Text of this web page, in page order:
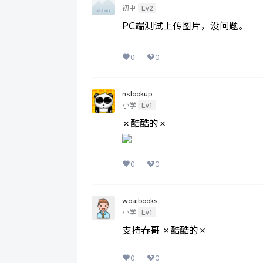
初中
Lv2
PC端测试上传图片，没问题。
0 0
nslookup
小学
Lv1
✗酷酷的✗
0 0
woaibooks
小学
Lv1
支持春哥 ✗酷酷的✗
0 0